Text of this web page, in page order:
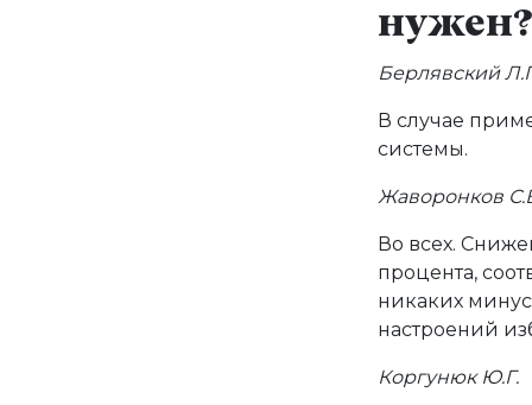
нужен?
Берлявский
В случае
системы.
Жаворонков
Во всех.
процента,
никаких
настроений
Коргунюк Ю.Г.